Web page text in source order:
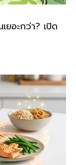
ยอะกว่า? เปิด